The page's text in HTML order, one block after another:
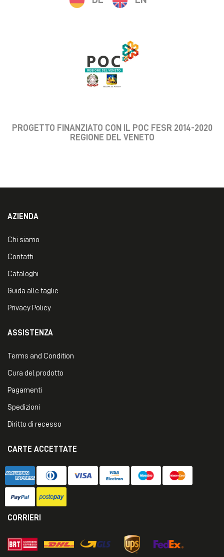
PROGETTO FINANZIATO CON IL POC FESR 2014-2020
REGIONE DEL VENETO
AZIENDA
Chi siamo
Contatti
Cataloghi
Guida alle taglie
Privacy Policy
ASSISTENZA
Terms and Condition
Cura del prodotto
Pagamenti
Spedizioni
Diritto di recesso
CARTE ACCETTATE
CORRIERI